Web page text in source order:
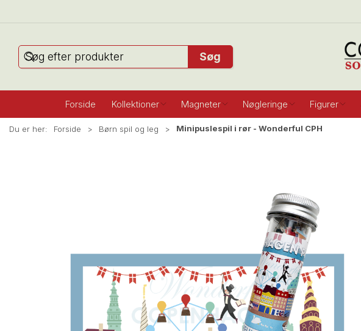
Søg
Forside Kollektioner Magneter Nøgleringe Figurer
Du er her: Forside Børn spil og leg Minipuslespil i rør - Wonderful CPH